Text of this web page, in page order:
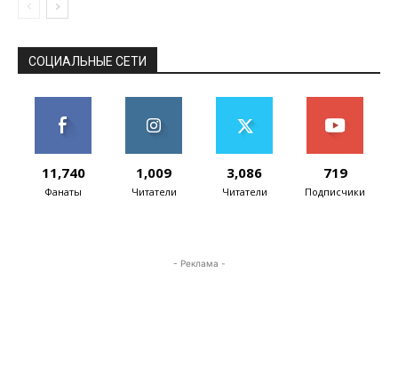
СОЦИАЛЬНЫЕ СЕТИ
11,740
Фанаты
1,009
Читатели
3,086
Читатели
719
Подписчики
- Реклама -